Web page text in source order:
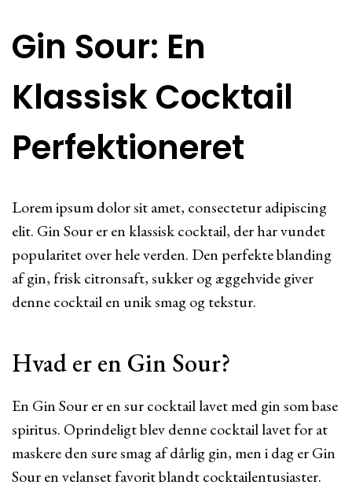
Gin Sour: En
Klassisk Cocktail
Perfektioneret
Lorem ipsum dolor sit amet, consectetur adipiscing
elit. Gin Sour er en klassisk cocktail, der har vundet
popularitet over hele verden. Den perfekte blanding
af gin, frisk citronsaft, sukker og æggehvide giver
denne cocktail en unik smag og tekstur.
Hvad er en Gin Sour?
En Gin Sour er en sur cocktail lavet med gin som base
spiritus. Oprindeligt blev denne cocktail lavet for at
maskere den sure smag af dårlig gin, men i dag er Gin
Sour en velanset favorit blandt cocktailentusiaster.